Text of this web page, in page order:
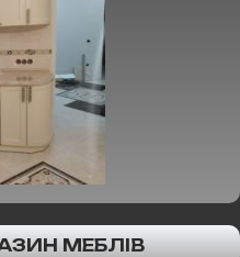
МЕБЛІВ